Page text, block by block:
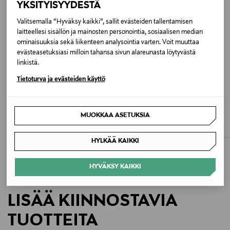
YKSITYISYYDESTÄ
Valitsemalla “Hyväksy kaikki”, sallit evästeiden tallentamisen
laitteellesi sisällön ja mainosten personointia, sosiaalisen median
ominaisuuksia sekä liikenteen analysointia varten. Voit muuttaa
evästeasetuksiasi milloin tahansa sivun alareunasta löytyvästä
linkistä.
Tietoturva ja evästeiden käyttö
MUOKKAA ASETUKSIA
HYLKÄÄ KAIKKI
HYVÄKSY KAIKKI
Hoito-ohjeet
Puhdista linssit pehmeällä liinalla ja miedolla
saippuavedellä. Säilytä kotelossa naarmuuntumisen
välttämiseksi.
Taiwan
Valmistajan tuotenumero
IZIPIZI
IZIPIZI
Sun D -aurinkolasit
LISÄÄ KIINNOSTAVIA
TUOTTEITA